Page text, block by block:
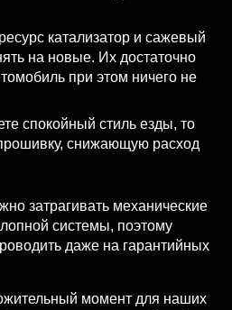
катализатор и сажевый
на новые. Их достаточно
при этом ничего не
спокойный стиль езды, то
снижающую расход
затрагивать механические
системы, поэтому
даже на гарантийных
момент для наших